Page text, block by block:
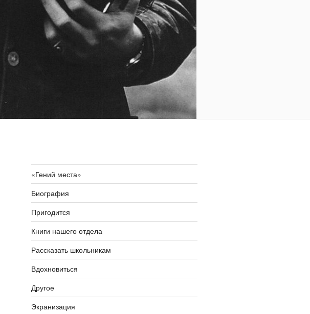
«Гений места»
Биография
Пригодится
Книги нашего отдела
Рассказать школьникам
Вдохновиться
Другое
Экранизация